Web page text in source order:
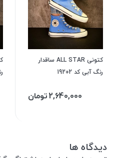
کتونی ALL STAR ساقدار
رنگ آبی کد 19202
2,640,000تومان
دیدگاه ها